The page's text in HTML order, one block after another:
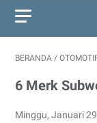
BERANDA /
6 Merk
Minggu, Januari